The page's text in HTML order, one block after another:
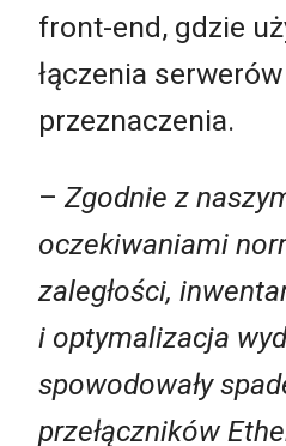
front-end, gdzie
łączenia
przeznaczenia.
–Zgodnie z
oczekiwaniami
zaległości,
i optymalizacja
spowodowały
przełączników